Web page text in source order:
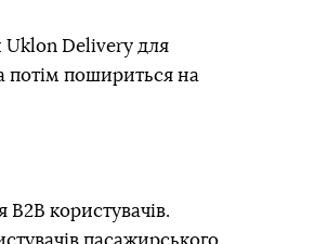
Uklon Delivery для
потім пошириться на
користувачів.
пасажирського